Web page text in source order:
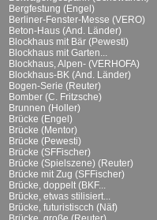
Bergfestung (Engel)
Berliner-Fenster-Messe (VERO)
Beton-Haus (And. Länder)
Blockhaus mit Bär (Pewesti)
Blockhaus mit Garten...
Blockhaus, Alpen- (VERHOFA)
Blockhaus-BK (And. Länder)
Bogen-Serie (Reuter)
Bomber (C. Fritzsche)
Brunnen (Holler)
Brücke (Engel)
Brücke (Mentor)
Brücke (Pewesti)
Brücke (SFFischer)
Brücke (Spielszene) (Reuter)
Brücke mit Zug (SFFischer)
Brücke, doppelt (BKF...
Brücke, etwas stilisiert...
Brücke, futuristiscch (Näf)